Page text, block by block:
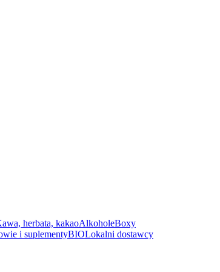
herbata, kakaoAlkoholeBoxy
i suplementyBIOLokalni dostawcy